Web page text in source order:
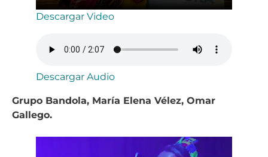
Descargar Video
Descargar Audio
Grupo Bandola, María Elena Vélez, Omar
Gallego.